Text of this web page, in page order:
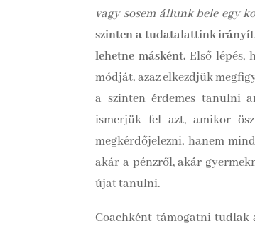
vagy sosem állunk bele egy
szinten a tudatalattink
lehetne másként. Első lépés,
módját, azaz elkezdjük
a szinten érdemes tanulni
ismerjük fel azt, amikor
megkérdőjelezni, hanem
akár a pénzről, akár
újat tanulni.
Coachként támogatni tudlak